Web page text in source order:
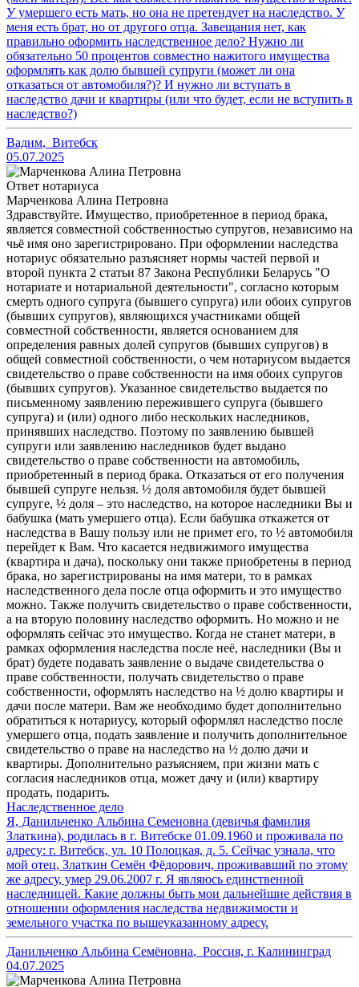
У умершего есть мать, но она не претендует на наследство. У
меня есть брат, но от другого отца. Завещания нет, как
правильно оформить наследственное дело? Нужно ли
обязательно 50 процентов совместно нажитого имущества
оформлять как долю бывшей супруги (может ли она
отказаться от автомобиля?)? И нужно ли вступать в
наследство дачи и квартиры (или что будет, если не вступить в
наследство?)
Вадим, Витебск
05.07.2025
Ответ нотариуса
Марченкова Алина Петровна
Здравствуйте. Имущество, приобретенное в период брака,
является совместной собственностью супругов, независимо на
чьё имя оно зарегистрировано. При оформлении наследства
нотариус обязательно разъясняет нормы частей первой и
второй пункта 2 статьи 87 Закона Республики Беларусь "О
нотариате и нотариальной деятельности", согласно которым
смерть одного супруга (бывшего супруга) или обоих супругов
(бывших супругов), являющихся участниками общей
совместной собственности, является основанием для
определения равных долей супругов (бывших супругов) в
общей совместной собственности, о чем нотариусом выдается
свидетельство о праве собственности на имя обоих супругов
(бывших супругов). Указанное свидетельство выдается по
письменному заявлению пережившего супруга (бывшего
супруга) и (или) одного либо нескольких наследников,
принявших наследство. Поэтому по заявлению бывшей
супруги или заявлению наследников будет выдано
свидетельство о праве собственности на автомобиль,
приобретенный в период брака. Отказаться от его получения
бывшей супруге нельзя. ½ доля автомобиля будет бывшей
супруге, ½ доля – это наследство, на которое наследники Вы и
бабушка (мать умершего отца). Если бабушка откажется от
наследства в Вашу пользу или не примет его, то ½ автомобиля
перейдет к Вам. Что касается недвижимого имущества
(квартира и дача), поскольку они также приобретены в период
брака, но зарегистрированы на имя матери, то в рамках
наследственного дела после отца оформить и это имущество
можно. Также получить свидетельство о праве собственности,
а на вторую половину наследство оформить. Но можно и не
оформлять сейчас это имущество. Когда не станет матери, в
рамках оформления наследства после неё, наследники (Вы и
брат) будете подавать заявление о выдаче свидетельства о
праве собственности, получать свидетельство о праве
собственности, оформлять наследство на ½ долю квартиры и
дачи после матери. Вам же необходимо будет дополнительно
обратиться к нотариусу, который оформлял наследство после
умершего отца, подать заявление и получить дополнительное
свидетельство о праве на наследство на ½ долю дачи и
квартиры. Дополнительно разъясняем, при жизни мать с
согласия наследников отца, может дачу и (или) квартиру
продать, подарить.
Наследственное дело
Я, Данильченко Альбина Семеновна (девичья фамилия
Златкина), родилась в г. Витебске 01.09.1960 и проживала по
адресу: г. Витебск, ул. 10 Полоцкая, д. 5. Сейчас узнала, что
мой отец, Златкин Семён Фёдорович, проживавший по этому
же адресу, умер 29.06.2007 г. Я являюсь единственной
наследницей. Какие должны быть мои дальнейшие действия в
отношении оформления наследства недвижимости и
земельного участка по вышеуказанному адресу.
Данильченко Альбина Семёновна, Россия, г. Калининград
04.07.2025